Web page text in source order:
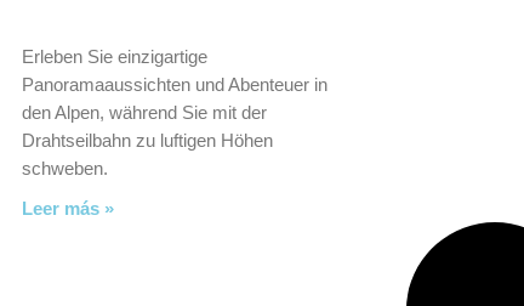
Erleben Sie einzigartige
Panoramaaussichten und Abenteuer in
den Alpen, während Sie mit der
Drahtseilbahn zu luftigen Höhen
schweben.
Leer más »